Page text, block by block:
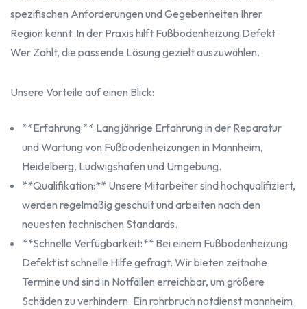
spezifischen Anforderungen und Gegebenheiten Ihrer
Region kennt. In der Praxis hilft Fußbodenheizung Defekt
Wer Zahlt, die passende Lösung gezielt auszuwählen.
Unsere Vorteile auf einen Blick:
**Erfahrung:** Langjährige Erfahrung in der Reparatur
und Wartung von Fußbodenheizungen in Mannheim,
Heidelberg, Ludwigshafen und Umgebung.
**Qualifikation:** Unsere Mitarbeiter sind hochqualifiziert,
werden regelmäßig geschult und arbeiten nach den
neuesten technischen Standards.
**Schnelle Verfügbarkeit:** Bei einem Fußbodenheizung
Defekt ist schnelle Hilfe gefragt. Wir bieten zeitnahe
Termine und sind in Notfällen erreichbar, um größere
Schäden zu verhindern. Ein rohrbruch notdienst mannheim